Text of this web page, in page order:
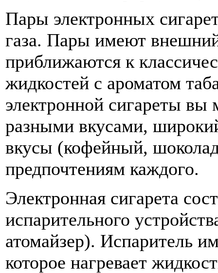
Пары электронных
газа. Пары имеют
приближаются к
жидкостей с ароматом
электронной сигареты
разными вкусами,
вкусы (кофейный,
предпочтениям каждого.
Электронная сигарета
испарительного
атомайзер). Испаритель
которое нагревает